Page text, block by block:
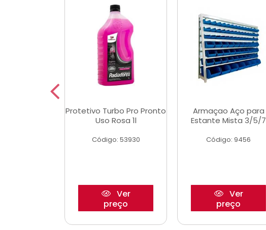
Protetivo Turbo Pro Pronto
Uso Rosa 1l
Código: 53930
Ver
preço
Armaçao Aço para
Estante Mista 3/5/7
Código: 9456
Ver
preço